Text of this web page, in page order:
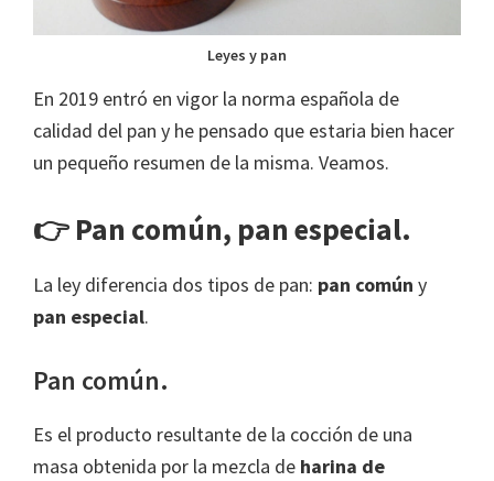
Leyes y pan
En 2019 entró en vigor la norma española de
calidad del pan y he pensado que estaria bien hacer
un pequeño resumen de la misma. Veamos.
👉 Pan común, pan especial.
La ley diferencia dos tipos de pan: pan común y
pan especial.
Pan común.
Es el producto resultante de la cocción de una
masa obtenida por la mezcla de harina de